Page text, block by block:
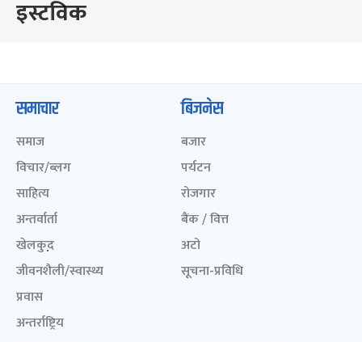
इस्टविक
समाचार
समाज
विचार/ब्लग
साहित्य
अन्तर्वार्ता
खेलकुद़़
जीवनशैली/स्वास्थ्य
प्रवास
अन्तर्राष्ट्रिय
बिजनेस
बजार
पर्यटन
रोजगार
बैंक / वित्त
अटो
सूचना-प्रविधि